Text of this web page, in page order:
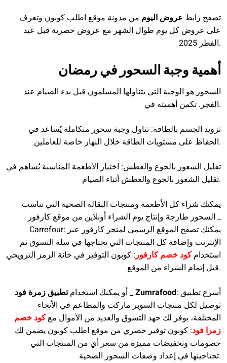
تصفح رابط عروض اليوم من مدونة موقع اطلب كوبون وتعرف
علي عروض كل يوم طوال الشهر مع عروض حصرية قبل عيد
الفطر 2025.
أهمية وجبة السحور في رمضان
السحور هو الوجبة التي يتناولها المسلمون قبل بدء الصيام عند
الفجر. تكمن أهميته في.
تزويد الجسم بالطاقة: تناول وجبة سحور متكاملة يُساعد في
الحفاظ على مستويات الطاقة خلال النهار خاصة للعاملين.
تقليل الشعور بالجوع والعطش: اختيار الأطعمة المناسبة يُساهم في
تقليل الشعور بالجوع والعطش أثناء الصيام.
يمكنك شراء كل الأطعمة ومنتجات البقالة الصحية التي تناسب
السحور طازجة وإنتاج يوم الشراء أونلاين من موقع كارفور _
Carrefour: يمكنك تصفح الموقع الرسمي لمتجر كارفور عبر
الإنترنت وإضافة كل المنتجات التي تحتاجها في سلة التسوق ثم
استخدامكود خصم كارفور: كوبون التوفير في خانة الرمز الترويجي
قبل إتمام الشراء من الموقع.
أو يمكنك استخدامتطبيق زمرة فود _ Zumrafood: أسرع تطبيق
توصيل لكل منتجات السوبر ماركت والمطاعم في الأنحاء
المختلفة، يوفر لك جهد التسوق والعديد من الأموال معكود خصم
زمرا فود: كوبون توفير حصري من موقع اطلب كوبون يضمن لك
خصومات وتخفيضات مميزة من سعر أي من المنتجات التي
تحتاجينها في إعداد وصفات السحور الصحية.